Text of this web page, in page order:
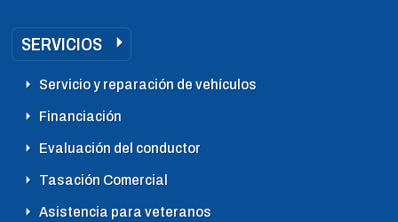
SERVICIOS
Servicio y reparación de vehículos
Financiación
Evaluación del conductor
Tasación Comercial
Asistencia para veteranos